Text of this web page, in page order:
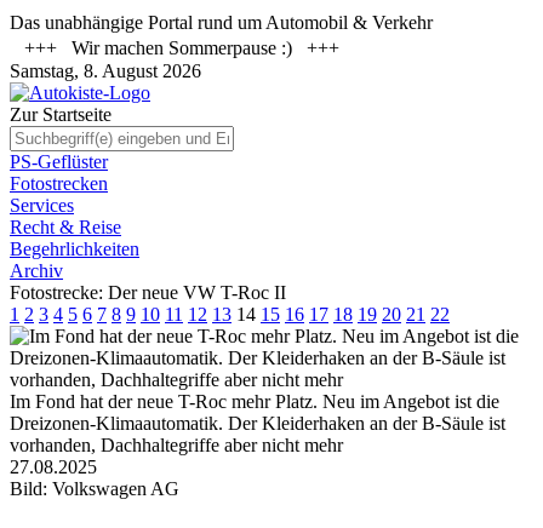
Das unabhängige Portal rund um Automobil & Verkehr
+++ Wir machen Sommerpause :) +++
Samstag, 8. August 2026
Zur Startseite
PS-Geflüster
Fotostrecken
Services
Recht & Reise
Begehrlichkeiten
Archiv
Fotostrecke: Der neue VW T-Roc II
1 2 3 4 5 6 7 8 9 10 11 12 13 14 15 16 17 18 19 20 21 22
Im Fond hat der neue T-Roc mehr Platz. Neu im Angebot ist die
Dreizonen-Klimaautomatik. Der Kleiderhaken an der B-Säule ist
vorhanden, Dachhaltegriffe aber nicht mehr
27.08.2025
Bild: Volkswagen AG